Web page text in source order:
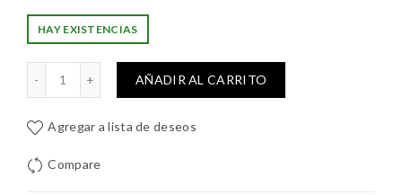
HAY EXISTENCIAS
9" Naranja Handyman cantidad
AÑADIR AL CARRITO
Agregar a lista de deseos
Compare